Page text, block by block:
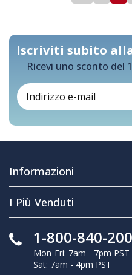
Iscriviti subito
Ricevi uno sconto del
Informazioni
I Più Venduti
1-800-840-
Mon-Fri: 7am - 7pm PST
Sat: 7am - 4pm PST